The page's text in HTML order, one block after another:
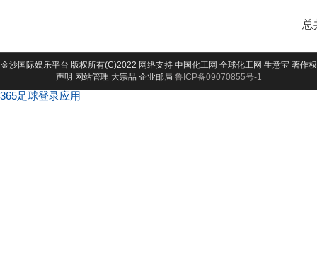
总
金沙国际娱乐平台 版权所有(C)2022 网络支持 中国化工网 全球化工网 生意宝 著作权
声明 网站管理 大宗品 企业邮局 鲁ICP备09070855号-1
365足球登录应用